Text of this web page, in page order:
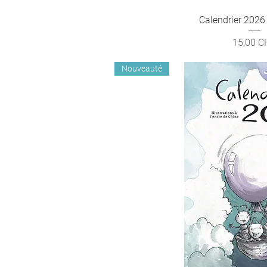
Aperçu
Calendrier
Prix
15,00
Nouveauté